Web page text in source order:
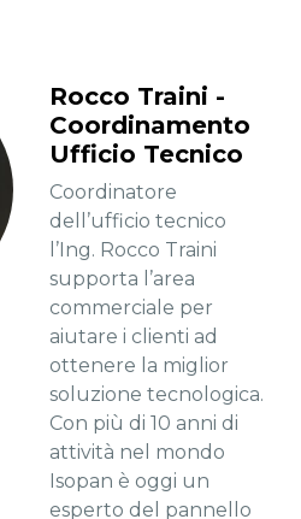
Rocco Traini -
Coordinamento
Ufficio Tecnico
Coordinatore
dell’ufficio tecnico
l’Ing. Rocco Traini
supporta l’area
commerciale per
aiutare i clienti ad
ottenere la miglior
soluzione tecnologica.
Con più di 10 anni di
attività nel mondo
Isopan è oggi un
esperto del pannello